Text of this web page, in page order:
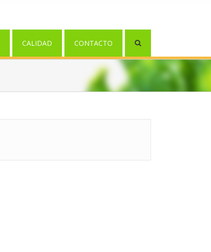
CALIDAD CONTACTO